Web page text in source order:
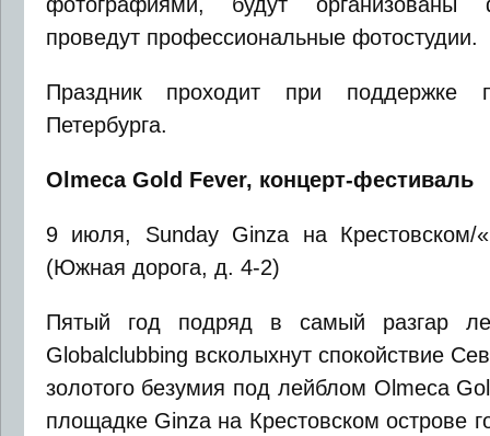
проведут профессиональные фотостудии.
Праздник проходит при поддержке
Петербурга.
Olmeca Gold Fever, концерт-фестиваль
9 июля, Sunday Ginza на Крестовском/
(Южная дорога, д. 4-2)
Пятый год подряд в самый разгар
Globalclubbing всколыхнут спокойствие
золотого безумия под лейблом Olmeca
площадке Ginza на Крестовском острове